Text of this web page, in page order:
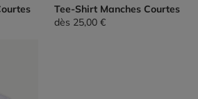
Tee-Shirt Manches Courtes
dès 25,00 €